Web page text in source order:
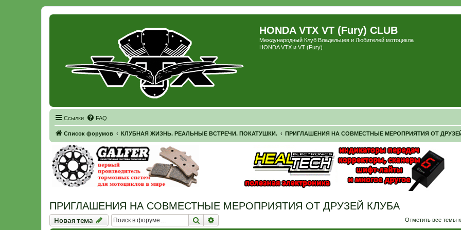
HONDA VTX VT (Fury) CLUB
Международный Клуб Владельцев и Любителей мотоцикла
HONDA VTX и VT (Fury)
Ссылки FAQ
Список форумов КЛУБНАЯ ЖИЗНЬ. РЕАЛЬНЫЕ ВСТРЕЧИ. ПОКАТУШКИ. ПРИГЛАШЕНИЯ НА СОВМЕСТНЫЕ МЕРОПРИЯТИЯ ОТ
ПРИГЛАШЕНИЯ НА СОВМЕСТНЫЕ МЕРОПРИЯТИЯ ОТ ДРУЗЕЙ КЛУБА
Новая тема
Новаятема Поиск Отметить все темы